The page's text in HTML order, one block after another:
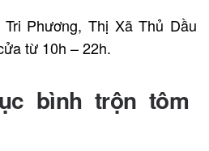
Phương, Thị Xã Thủ Dầu
từ 10h – 22h.
bình trộn tôm